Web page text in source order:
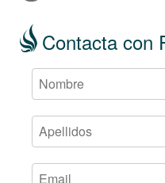
Contacta con